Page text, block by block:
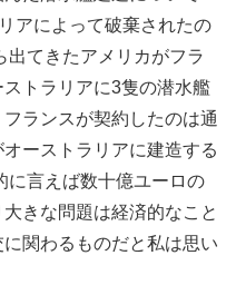
アによって破棄されたの
出てきたアメリカがフラ
トラリアに3隻の潜水艦
ランスが契約したのは通
ーストラリアに建造する
に言えば数十億ユーロの
きな問題は経済的なこと
関わるものだと私は思い